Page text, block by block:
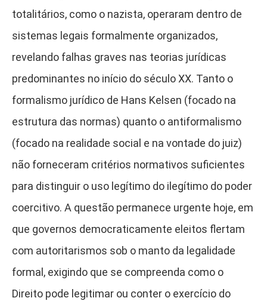
totalitários, como o nazista, operaram dentro de
sistemas legais formalmente organizados,
revelando falhas graves nas teorias jurídicas
predominantes no início do século XX. Tanto o
formalismo jurídico de Hans Kelsen (focado na
estrutura das normas) quanto o antiformalismo
(focado na realidade social e na vontade do juiz)
não forneceram critérios normativos suficientes
para distinguir o uso legítimo do ilegítimo do poder
coercitivo. A questão permanece urgente hoje, em
que governos democraticamente eleitos flertam
com autoritarismos sob o manto da legalidade
formal, exigindo que se compreenda como o
Direito pode legitimar ou conter o exercício do